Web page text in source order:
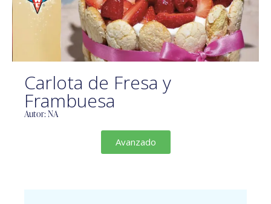
Carlota de Fresa y
Frambuesa
Autor: NA
Avanzado